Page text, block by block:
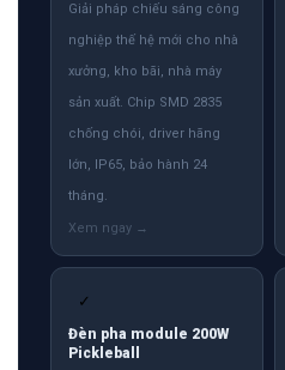
Giải pháp chiếu sáng công
nghiệp thế hệ mới cho nhà
xưởng, kho bãi, nhà máy
sản xuất. Chip SMD 2835
chống chói, driver hãng
lớn, IP65, bảo hành 24
tháng.
✓
Đèn pha module 200W
Pickleball